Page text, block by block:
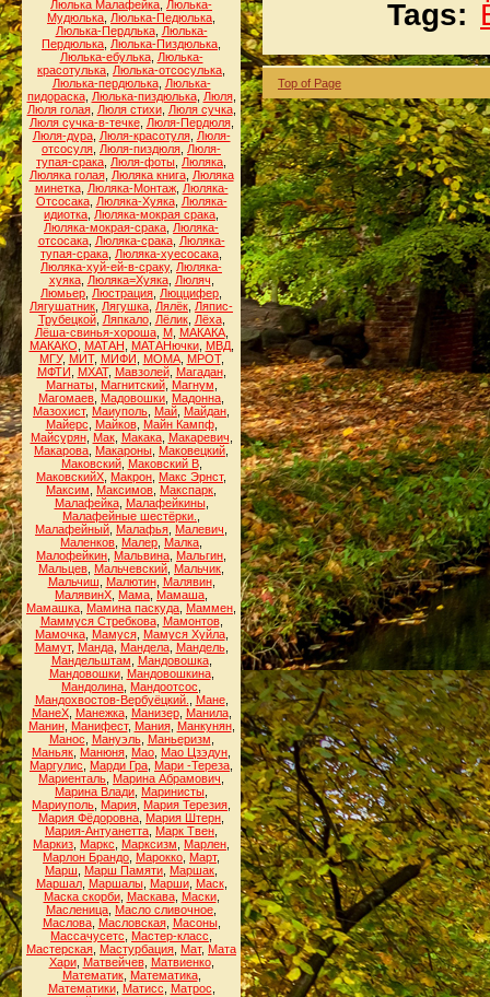
Люлька Малафейка Люлька-
Мудюлька Люлька-Педюлька
Люлька-Пердлька, Люлька-
Пердюлька Люлька-Пиздюлька
Люлька-ебулька, Люлька-
красотулька Люлька-отсосулька
Люлька-пердюлька, Люлька-
пидораска, Люлька-пиздюлька, Люля,
Люля голая, Люля стихи, Люля сучка,
Люля сучка-в-течке, Люля-Пердюля,
Люля-дура, Люля-красотуля, Люля-
отсосуля Люля-пиздюля Люля-
тупая-срака Люля-фоты Люляка
Люляка голая, Люляка книга, Люляка
минетка, Люляка-Монтаж, Люляка-
Отсосака, Люляка-Хуяка, Люляка-
идиотка Люляка-мокрая срака
Люляка-мокрая-срака Люляка-
отсосака, Люляка-срака, Люляка-
тупая-срака Люляка-хуесосака
Люляка-хуй-ей-в-сраку, Люляка-
хуяка, Люляка=Хуяка, Люляч
Люмьер Люстрация Люццифер
Лягушатник Лягушка Лялёк Ляпис-
Трубецкой, Ляпкало, Лёлик, Лёха,
Лёша-свинья-хороша, М, МАКАКА,
МАКАКО
МАТАН МАТАНючки, МВД,
МГУ, МИТ, МИФИ МОМА, МРОТ,
МФТИ
МХАТ, Мавзолей, Магадан,
Магнаты, Магнитский, Магнум
Магомаев Мадовошки Мадонна
Мазохист, Маиуполь Май Майдан
Майерс
Майков, Майн Кампф,
Майсурян, Мак, Макака, Макаревич
Макарова Макароны Маковецкий
Маковский, Маковский В,
МаковскийХ Макрон Макс Эрнст,
Максим
Максимов Макспарк
Малафейка, Малафейкины,
Малафейные шестёрки.
Малафейный Малафья Малевич
Маленков Малер Малка
Малофейкин Мальвина Мальгин
Мальцев Мальчевский Мальчик
Мальчиш
Малютин, Малявин,
МалявинХ Мама Мамаша
Мамашка Мамина паскуда Маммен
Маммуся Стребкова, Мамонтов,
Мамочка, Мамуся, Мамуся Хуйла,
Мамут, Манда, Мандела, Мандель,
Мандельштам
Мандовошка,
Мандовошки, Мандовошкина,
Мандолина Мандоотсос
Мандохвостов-Вербуёцкий.
Мане,
МанеХ, Манежка, Манизер, Манила,
Манин, Манифест, Мания, Манкунян,
Манос
Мануэль, Маньеризм
Маньяк Манюня Мао Мао Цзэдун
Маргулис
Марди Гра Мари -Тереза
Мариенталь Марина Абрамович
Марина Влади Маринисты
Мариуполь Мария Мария Терезия
Мария Фёдоровна Мария Штерн
Мария-Антуанетта Марк Твен
Маркиз Маркс Марксизм Марлен
Марлон Брандо Марокко Март,
Марш
Марш Памяти Маршак
Маршал, Маршалы, Марши, Маск,
Маска скорби, Маскава, Маски,
Масленица Масло сливочное
Маслова, Масловская, Масоны,
Массачусетс
Мастер-класс
Мастерская Мастурбация Мат, Мата
Хари, Матвейчев, Матвиенко,
Математик, Математика,
Математики, Матисс Матрос
Tags:
Top of Page